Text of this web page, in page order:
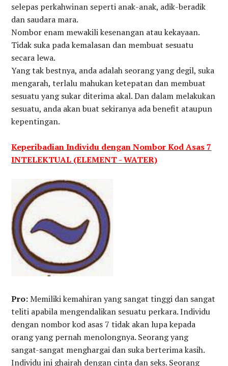
selepas perkahwinan seperti anak-anak, adik-beradik
dan saudara mara.
Nombor enam mewakili kesenangan atau kekayaan.
Tidak suka pada kemalasan dan membuat sesuatu
secara lewa.
Yang tak bestnya, anda adalah seorang yang degil, suka
mengarah, terlalu mahukan ketepatan dan membuat
sesuatu yang sukar diterima akal. Dan dalam melakukan
sesuatu, anda akan buat sekiranya ada benefit ataupun
kepentingan.
Keperibadian Individu dengan Nombor Kod Asas 7
INTELEKTUAL (ELEMENT - WATER)
Pro:Memiliki kemahiran yang sangat tinggi dan sangat
teliti apabila mengendalikan sesuatu perkara. Individu
dengan nombor kod asas 7 tidak akan lupa kepada
orang yang pernah menolongnya. Seorang yang
sangat-sangat menghargai dan suka berterima kasih.
Individu ini ghairah dengan cinta dan seks. Seorang